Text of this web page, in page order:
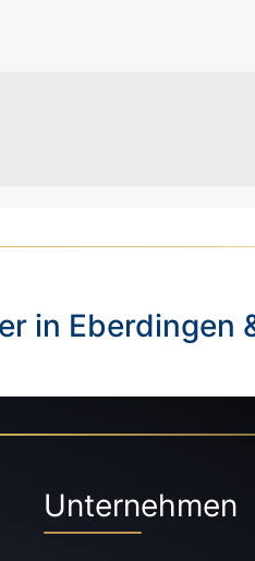
in Eberdingen
Unternehmen